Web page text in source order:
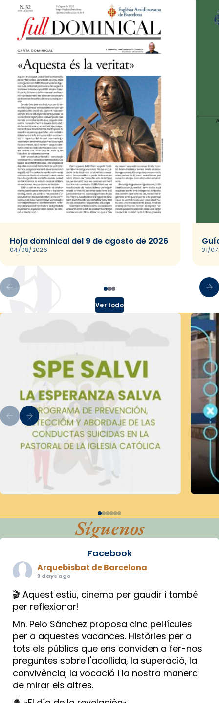
Hoja dominical del 9 de agosto de 2026
04/08/2026 31/
Ver todo
Síguenos
Facebook
Arquebisbat de Barcelona
3 days ago
🎬 Aquest estiu, cinema per gaudir i també
per reflexionar!
Mn. Peio Sánchez proposa cinc pel·lícules
per a aquestes vacances. Històries per a
tots els públics que ens conviden a fer-nos
preguntes sobre l'acollida, la superació, la
convivència, la vocació i la nostra manera
de mirar els altres.